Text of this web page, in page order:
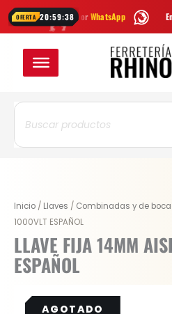
OFERTA 20:59:38
porWhatsApp Envío
Búsqueda
productos
Inicio / Llaves / Combinadas y de boca
1000VLT ESPAÑOL
LLAVE FIJA 14MM
ESPAÑOL